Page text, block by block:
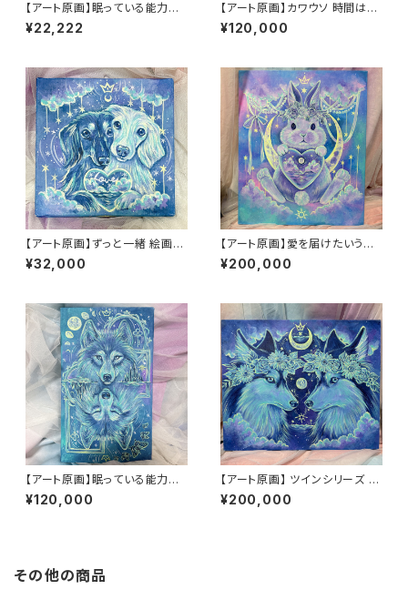
【アート原画】眠っている能力を
呼び起こす うさぎ ねこ １点
物 手描き アクリル画
¥22,222
【アート原画】カワウソ 時間はい
のち 1点もの アクリル画
¥120,000
【アート原画】ずっと一緒 絵画
¥32,000
【アート原画】愛を届けたいうさ
ぎ 1点もの アクリル画
¥200,000
【アート原画】眠っている能力を
呼び起こす オオカミ 1点もの ア
クリル画
¥120,000
【アート原画】 ツインシリーズ ハ
スキー 1点もの アクリル画
¥200,000
その他の商品